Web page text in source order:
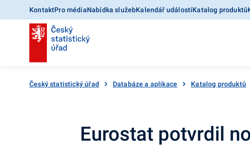
KontaktPro médiaNabídka služebKalendář událostíKatalog produktů
Český statistický úřad Databáze a aplikace Katalog produktů
Eurostat potvrdil